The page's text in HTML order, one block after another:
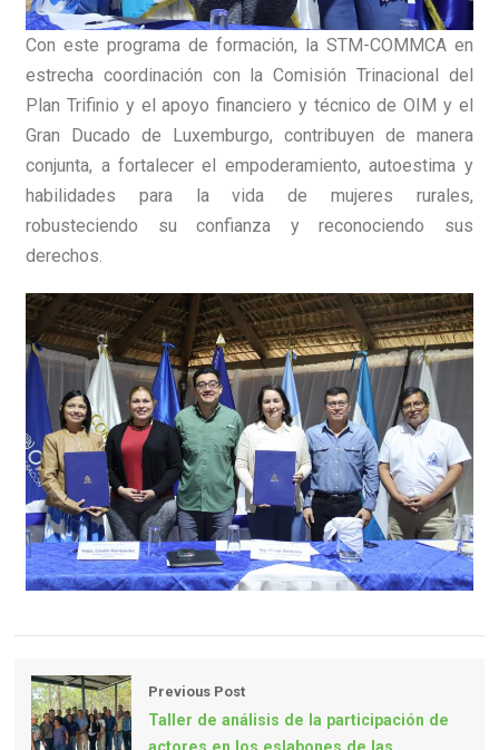
Con este programa de formación, la STM-COMMCA en
estrecha coordinación con la Comisión Trinacional del
Plan Trifinio y el apoyo financiero y técnico de OIM y el
Gran Ducado de Luxemburgo, contribuyen de manera
conjunta, a fortalecer el empoderamiento, autoestima y
habilidades para la vida de mujeres rurales,
robusteciendo su confianza y reconociendo sus
derechos.
Previous Post
Taller de análisis de la participación de